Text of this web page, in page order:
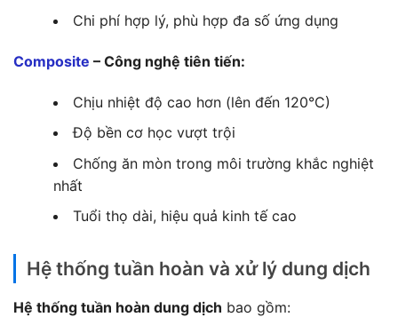
Chi phí hợp lý, phù hợp đa số ứng dụng
Composite – Công nghệ tiên tiến:
Chịu nhiệt độ cao hơn (lên đến 120°C)
Độ bền cơ học vượt trội
Chống ăn mòn trong môi trường khắc nghiệt
nhất
Tuổi thọ dài, hiệu quả kinh tế cao
Hệ thống tuần hoàn và xử lý dung dịch
Hệ thống tuần hoàn dung dịch bao gồm: